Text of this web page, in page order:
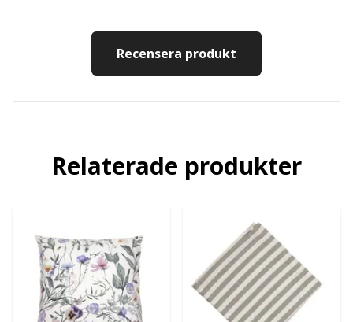
Recensera produkt
Relaterade produkter